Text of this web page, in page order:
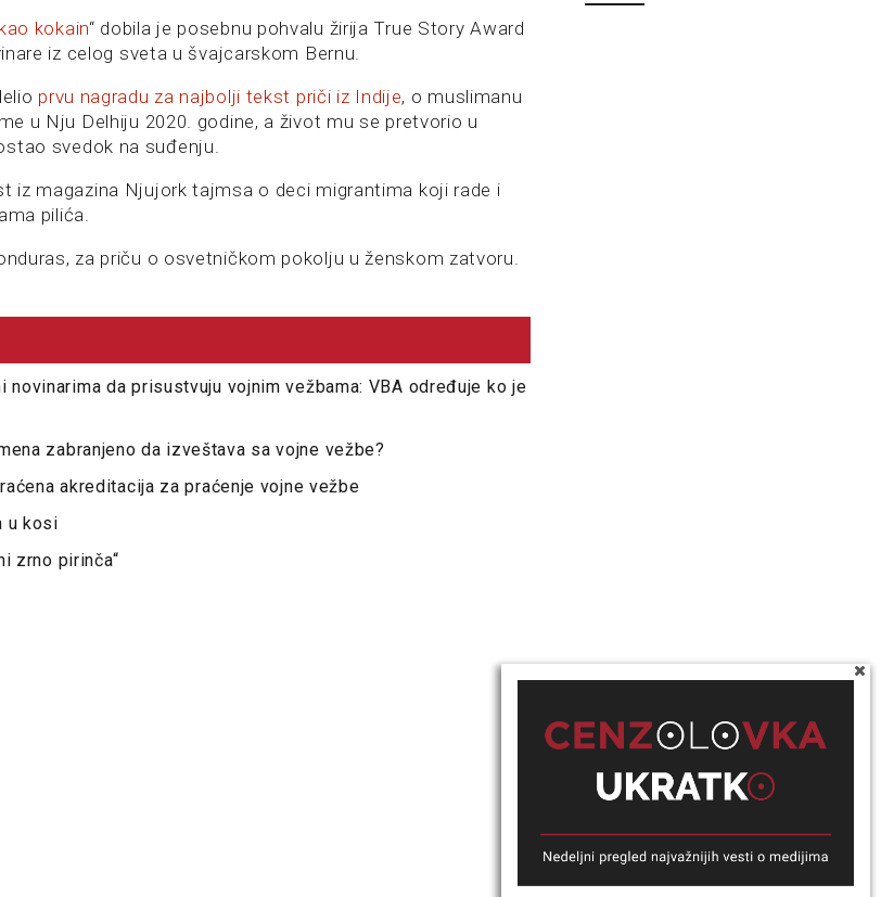
kokain“ dobila je posebnu pohvalu žirija True Story Award
iz celog sveta u švajcarskom Bernu.
prvu nagradu za najbolji tekst priči iz Indije, o muslimanu
u Nju Delhiju 2020. godine, a život mu se pretvorio u
svedok na suđenju.
iz magazina Njujork tajmsa o deci migrantima koji rade i
pilića.
za priču o osvetničkom pokolju u ženskom zatvoru.
novinarima da prisustvuju vojnim vežbama: VBA određuje ko je
zabranjeno da izveštava sa vojne vežbe?
akreditacija za praćenje vojne vežbe
u kosi
zrno pirinča“